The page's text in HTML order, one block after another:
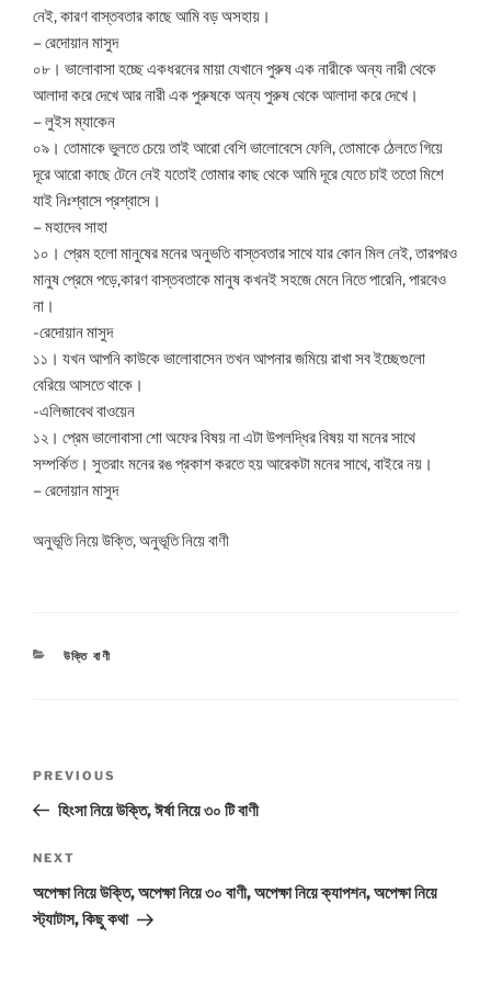
নেই, কারণ বাস্তবতার কাছে আমি বড় অসহায়।
– রেদোয়ান মাসুদ
০৮। ভালোবাসা হচ্ছে একধরনের মায়া যেখানে পুরুষ এক নারীকে অন্য নারী থেকে
আলাদা করে দেখে আর নারী এক পুরুষকে অন্য পুরুষ থেকে আলাদা করে দেখে।
– লুইস ম্যাকেন
০৯। তোমাকে ভুলতে চেয়ে তাই আরো বেশি ভালোবেসে ফেলি, তোমাকে ঠেলতে গিয়ে
দূরে আরো কাছে টেনে নেই যতোই তোমার কাছ থেকে আমি দূরে যেতে চাই ততো মিশে
যাই নিঃশ্বাসে প্রশ্বাসে।
– মহাদেব সাহা
১০। প্রেম হলো মানুষের মনের অনুভতি বাস্তবতার সাথে যার কোন মিল নেই, তারপরও
মানুষ প্রেমে পড়ে,কারণ বাস্তবতাকে মানুষ কখনই সহজে মেনে নিতে পারেনি, পারবেও
না।
-রেদোয়ান মাসুদ
১১। যখন আপনি কাউকে ভালোবাসেন তখন আপনার জমিয়ে রাখা সব ইচ্ছেগুলো
বেরিয়ে আসতে থাকে।
-এলিজাবেথ বাওয়েন
১২। প্রেম ভালোবাসা শো অফের বিষয় না এটা উপলদ্ধির বিষয় যা মনের সাথে
সম্পর্কিত। সুতরাং মনের রঙ প্রকাশ করতে হয় আরেকটা মনের সাথে, বাইরে নয়।
– রেদোয়ান মাসুদ
অনুভূতি নিয়ে উক্তি, অনুভূতি নিয়ে বাণী
CATEGORIES
উক্তি বাণী
Previous
Post
PREVIOUS
হিংসা নিয়ে উক্তি, ঈর্ষা নিয়ে ৩০ টি বাণী
Next
Post
NEXT
অপেক্ষা নিয়ে উক্তি, অপেক্ষা নিয়ে ৩০ বাণী, অপেক্ষা নিয়ে ক্যাপশন, অপেক্ষা নিয়ে
স্ট্যাটাস, কিছু কথা